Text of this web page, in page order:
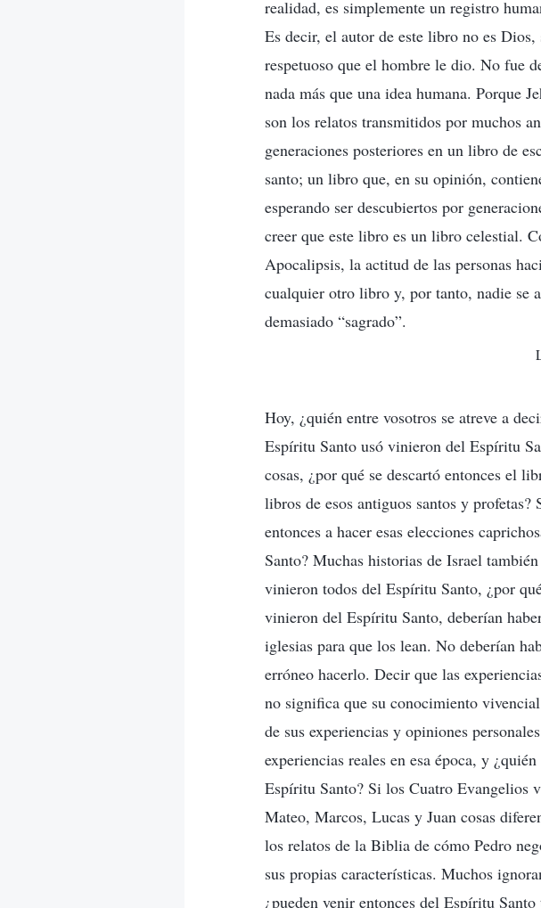
realidad, es simplemente un registro
Es decir, el autor de este libro no es
respetuoso que el hombre le dio. No fue
nada más que una idea humana. Porque
son los relatos transmitidos por muchos
generaciones posteriores en un libro de
santo; un libro que, en su opinión,
esperando ser descubiertos por
creer que este libro es un libro celestial.
Apocalipsis, la actitud de las personas
cualquier otro libro y, por tanto, nadie se
demasiado “sagrado”.
Hoy, ¿quién entre vosotros se atreve a
Espíritu Santo usó vinieron del Espíritu
cosas, ¿por qué se descartó entonces el
libros de esos antiguos santos y
entonces a hacer esas elecciones
Santo? Muchas historias de Israel
vinieron todos del Espíritu Santo, ¿por
vinieron del Espíritu Santo, deberían
iglesias para que los lean. No deberían
erróneo hacerlo. Decir que las
no significa que su conocimiento
de sus experiencias y opiniones
experiencias reales en esa época, y
Espíritu Santo? Si los Cuatro Evangelios
Mateo, Marcos, Lucas y Juan cosas
los relatos de la Biblia de cómo Pedro
sus propias características. Muchos
¿pueden venir entonces del Espíritu